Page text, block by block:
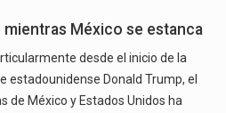
mientras México se estanca
desde el inicio de la
estadounidense Donald Trump, el
de México y Estados Unidos ha